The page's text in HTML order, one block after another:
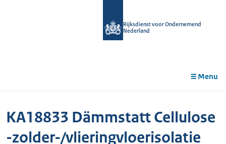
Rijksdienst voor Ondernemend
Nederland
Menu
KA18833 Dämmstatt Cellulose
-zolder-/vlieringvloerisolatie